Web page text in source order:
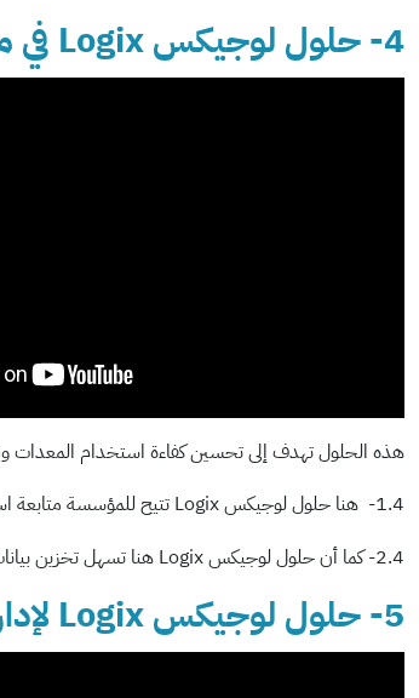
4- حلول لوجيكس Logix في مجال إدارة المعدات والصيانة:
هذه الحلول تهدف إلى تحسين كفاءة استخدام المعدات
1.4- هنا حلول لوجيكس Logix تتيح للمؤسسة متابعة استخدام المعدات وتحديد الأوقات المناسبة للصيانة.
2.4- كما أن حلول لوجيكس Logix هنا تسهل تخزين بيانات المعدات وتواريخ الصيانة وكل ذلك للحفاظ على أداء المعدات عند مستوى الكفاءة القصوى بحيث يمكن تجنب التوقفات الغير مخطط لها.
5- حلول لوجيكس Logix لإدارة اللجان والاجتماعات (لجان تك):